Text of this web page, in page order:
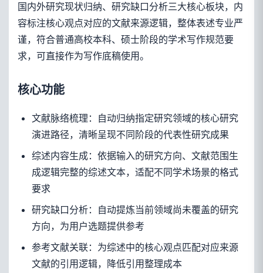
国内外研究现状归纳、研究缺口分析三大核心板块，内
容标注核心观点对应的文献来源逻辑，整体表述专业严
谨，符合普通高校本科、硕士阶段的学术写作规范要
求，可直接作为写作底稿使用。
核心功能
文献脉络梳理：自动归纳指定研究领域的核心研究
演进路径，清晰呈现不同阶段的代表性研究成果
综述内容生成：依据输入的研究方向、文献范围生
成逻辑完整的综述文本，适配不同学术场景的格式
要求
研究缺口分析：自动提炼当前领域尚未覆盖的研究
方向，为用户选题提供参考
参考文献关联：为综述中的核心观点匹配对应来源
文献的引用逻辑，降低引用整理成本